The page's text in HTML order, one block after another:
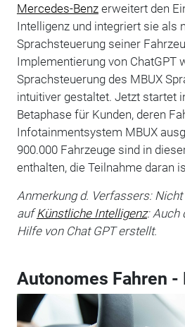
Mercedes-Benzerweitert den
Intelligenz und integriert sie als
Sprachsteuerung seiner
Implementierung von ChatGPT
Sprachsteuerung des MBUX
intuitiver gestaltet. Jetzt startet
Betaphase für Kunden, deren
Infotainmentsystem MBUX
900.000 Fahrzeuge sind in
enthalten, die Teilnahme daran
Anmerkung d. Verfassers:
aufKünstliche Intelligenz: Auch
Hilfe von Chat GPT erstellt.
Autonomes Fahren -